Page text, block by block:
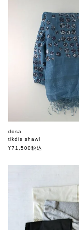
dosa
tikdis shawl
ドーサ
¥71,500税込